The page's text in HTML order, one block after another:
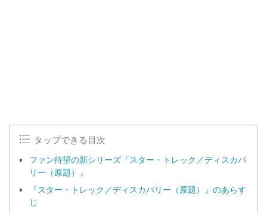
タップできる目次
ファン待望の新シリーズ『スター・トレック／ディスカバ
リー（原題）』
『スター・トレック／ディスカバリー（原題）』のあらす
じ